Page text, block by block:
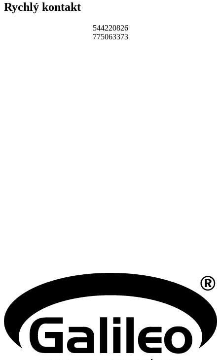
Rychlý kontakt
544220826
775063373